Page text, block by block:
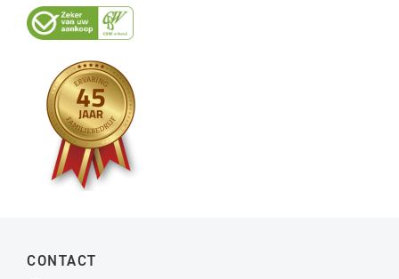
CONTACT